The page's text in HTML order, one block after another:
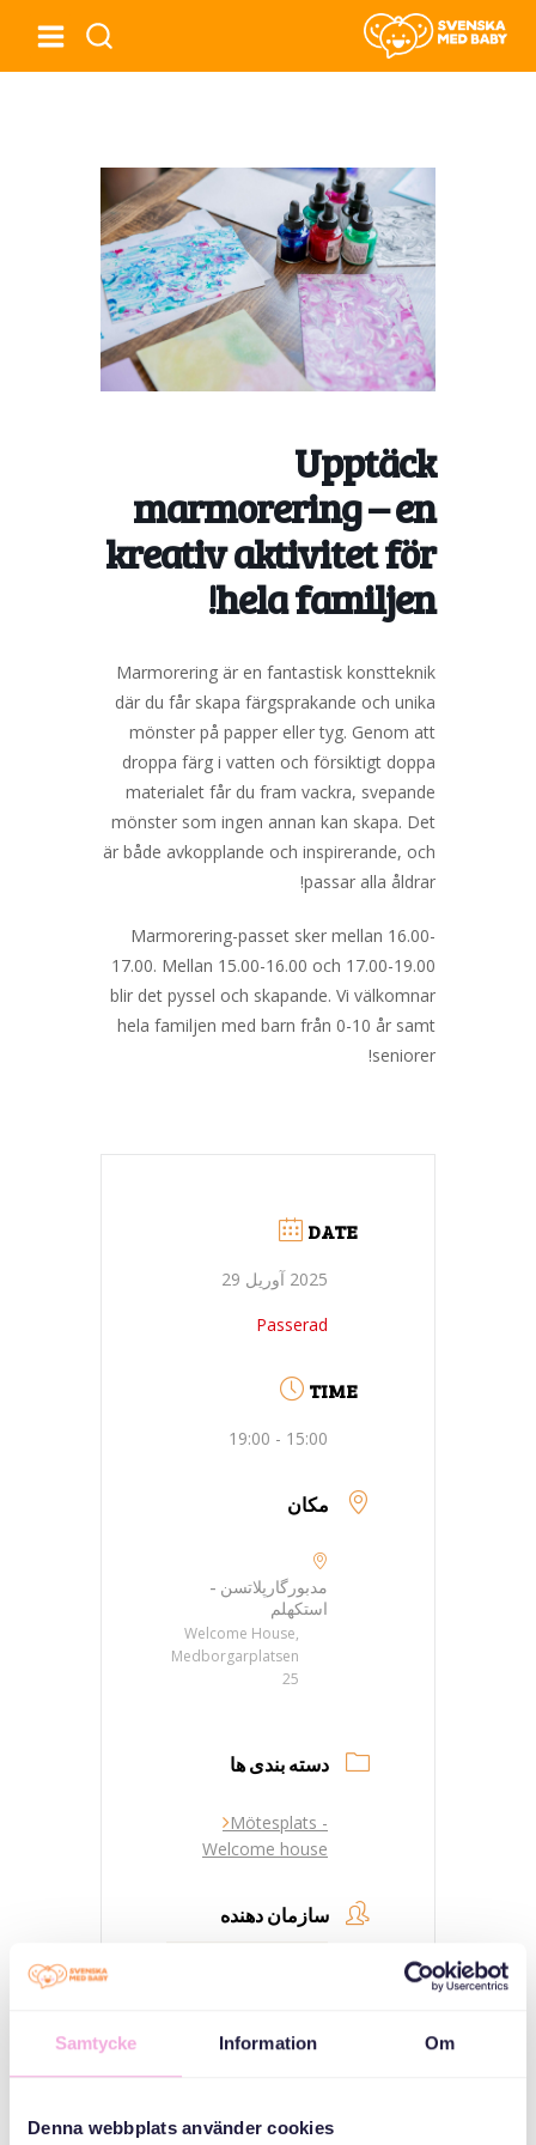
Samtycke Information Om
Denna webbplats använder cookies
Upptäck
marmorering – en
kreativ aktivitet för
hela familjen!
Marmorering är en fantastisk konstteknik
där du får skapa färgsprakande och unika
mönster på papper eller tyg. Genom att
droppa färg i vatten och försiktigt doppa
materialet får du fram vackra, svepande
mönster som ingen annan kan skapa. Det
är både avkopplande och inspirerande, och
passar alla åldrar!
Marmorering-passet sker mellan 16.00-
17.00. Mellan 15.00-16.00 och 17.00-19.00
blir det pyssel och skapande. Vi välkomnar
hela familjen med barn från 0-10 år samt
seniorer!
DATE
2025 آوریل 29
Passerad
TIME
15:00 - 19:00
مکان
مدبورگارپلاتسن -
استکهلم
Welcome House,
Medborgarplatsen
25
دسته بندی ها
Mötesplats -
Welcome house
سازمان دهنده